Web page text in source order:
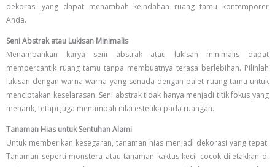
dekorasi yang dapat menambah keindahan ruang tamu kontemporer
Anda.
Seni Abstrak atau Lukisan Minimalis
Menambahkan karya seni abstrak atau lukisan minimalis dapat
mempercantik ruang tamu tanpa membuatnya terasa berlebihan. Pilihlah
lukisan dengan warna-warna yang senada dengan palet ruang tamu untuk
menciptakan keselarasan. Seni abstrak tidak hanya menjadi titik fokus yang
menarik, tetapi juga menambah nilai estetika pada ruangan.
Tanaman Hias untuk Sentuhan Alami
Untuk memberikan kesegaran, tanaman hias menjadi dekorasi yang tepat.
Tanaman seperti monstera atau tanaman kaktus kecil cocok diletakkan di